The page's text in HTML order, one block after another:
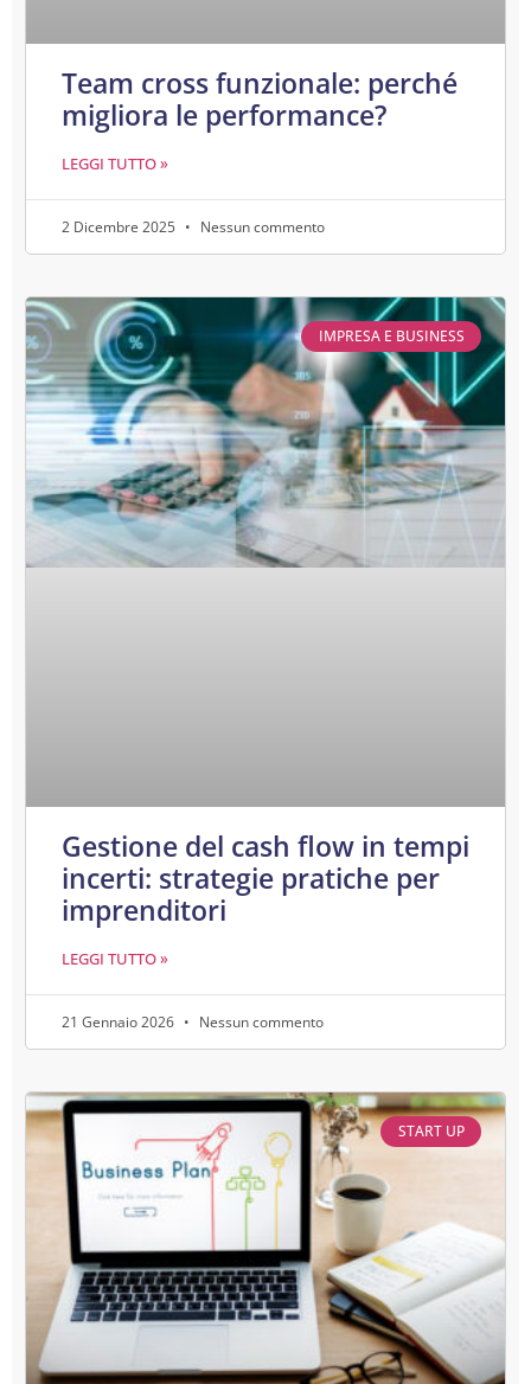
Team cross funzionale: perché
migliora le performance?
LEGGI TUTTO »
2 Dicembre 2025 Nessun commento
IMPRESA E BUSINESS
Gestione del cash flow in tempi
incerti: strategie pratiche per
imprenditori
LEGGI TUTTO »
21 Gennaio 2026 Nessun commento
START UP